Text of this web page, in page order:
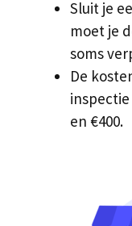
Sluit je
moet je
soms
De
en €400.